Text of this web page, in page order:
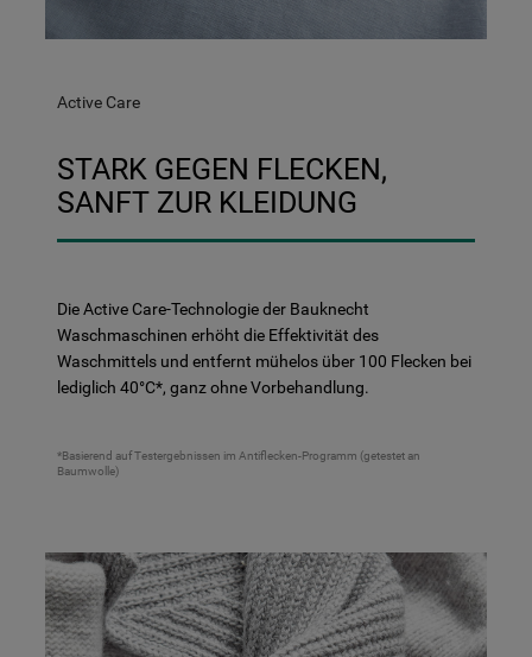
Active Care
STARK GEGEN FLECKEN,
SANFT ZUR KLEIDUNG
Die Active Care-Technologie der Bauknecht
Waschmaschinen erhöht die Effektivität des
Waschmittels und entfernt mühelos über 100 Flecken bei
lediglich 40°C*, ganz ohne Vorbehandlung.
*Basierend auf Testergebnissen im Antiflecken-Programm (getestet an
Baumwolle)